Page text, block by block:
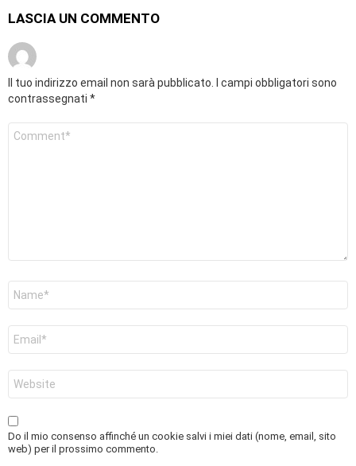
LASCIA UN COMMENTO
Il tuo indirizzo email non sarà pubblicato.
I campi obbligatori sono
contrassegnati *
Commento
web
Do il mio consenso affinché un cookie salvi i miei dati (nome, email, sito
web) per il prossimo commento.